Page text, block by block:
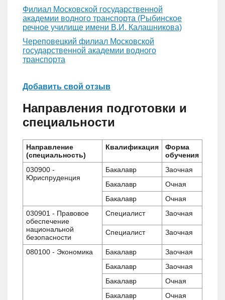
Филиал Московской государственной
академии водного транспорта (Рыбинское
речное училище имени В.И. Калашникова)
Череповецкий филиал Московской
государственной академии водного
транспорта
Добавить свой отзыв
Направления подготовки и
специальности
Направление
(специальность)
Квалификация
Форма
обучения
030900 -
Юриспруденция
Бакалавр
Заочная
Бакалавр
Очная
Бакалавр
Очная
030901 - Правовое
обеспечение
национальной
безопасности
Специалист Заочная
Специалист Заочная
080100 - Экономика Бакалавр
Заочная
Бакалавр
Заочная
Бакалавр
Очная
Бакалавр
Очная